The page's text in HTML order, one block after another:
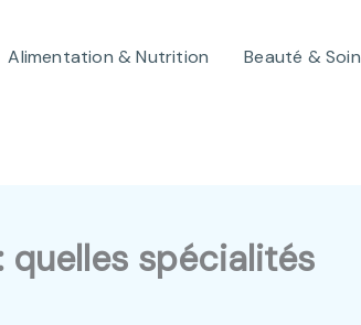
Alimentation & Nutrition Beauté & Soin
quelles spécialités